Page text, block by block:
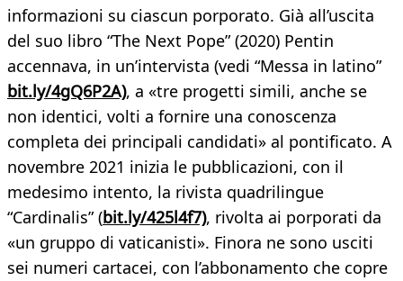
informazioni su ciascun porporato. Già all’uscita
del suo libro “The Next Pope” (2020) Pentin
accennava, in un’intervista (vedi “Messa in latino”
bit.ly/4gQ6P2A), a «tre progetti simili, anche se
non identici, volti a fornire una conoscenza
completa dei principali candidati» al pontificato. A
novembre 2021 inizia le pubblicazioni, con il
medesimo intento, la rivista quadrilingue
“Cardinalis” (bit.ly/425l4f7), rivolta ai porporati da
«un gruppo di vaticanisti». Finora ne sono usciti
sei numeri cartacei, con l’abbonamento che copre